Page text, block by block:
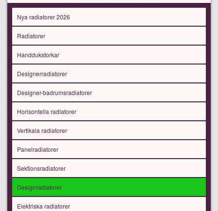
Nya radiatorer 2026
Radiatorer
Handdukstorkar
Designerradiatorer
Designer-badrumsradiatorer
Horisontella radiatorer
Vertikala radiatorer
Panelradiatorer
Sektionsradiatorer
Designradiatorer
Elektriska radiatorer